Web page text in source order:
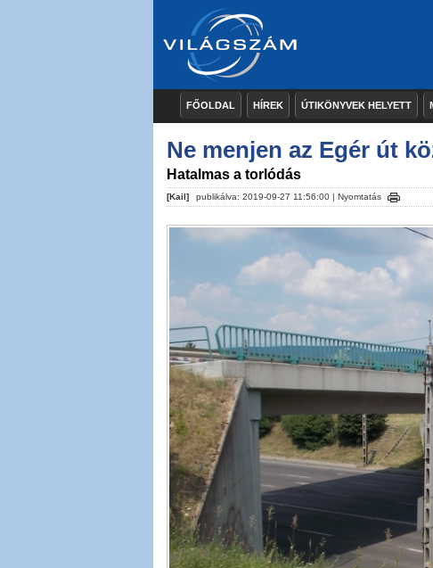
FŐOLDAL HÍREK ÚTIKÖNYVEK HELYETT
Ne menjen az Egér út
Hatalmas a torlódás
[Kail] publikálva: 2019-09-27 11:56:00 | Nyomtatás